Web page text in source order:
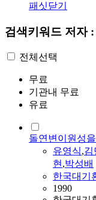
패싯닫기
검색키워드 저자
전체선택
무료
기관내 무료
유료
돌연변이원성
유영식,김
현,박성배
한국대기
1990